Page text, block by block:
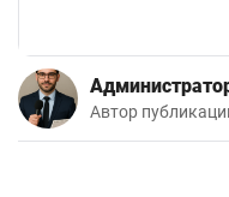
Автор